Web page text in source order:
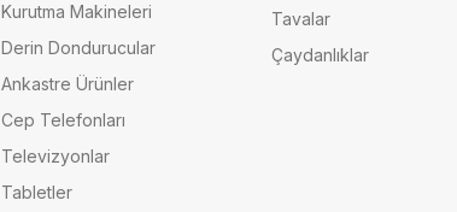
Kurutma Makineleri
Derin Dondurucular
Ankastre Ürünler
Cep Telefonları
Televizyonlar
Tabletler
Tavalar
Çaydanlıklar